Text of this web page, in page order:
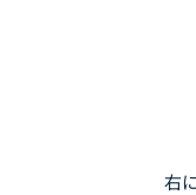
右